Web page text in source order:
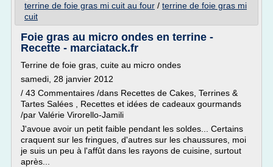
terrine de foie gras mi cuit au four / terrine de foie gras mi
cuit
Foie gras au micro ondes en terrine -
Recette - marciatack.fr
Terrine de foie gras, cuite au micro ondes
samedi, 28 janvier 2012
/ 43 Commentaires /dans Recettes de Cakes, Terrines &
Tartes Salées , Recettes et idées de cadeaux gourmands
/par Valérie Virorello-Jamili
J'avoue avoir un petit faible pendant les soldes... Certains
craquent sur les fringues, d'autres sur les chaussures, moi
je suis un peu à l'affût dans les rayons de cuisine, surtout
après...